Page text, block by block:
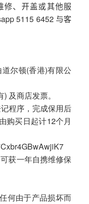
修、开盖或其他服
5115 6452 与客
尔顿(香港)有限公
及商店发票。
程序，完成保用后
购买日起计12个月
获一年自携维修保
何由于产品损坏而